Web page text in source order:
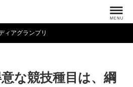
ィアグランプリ
な競技種目は、綱